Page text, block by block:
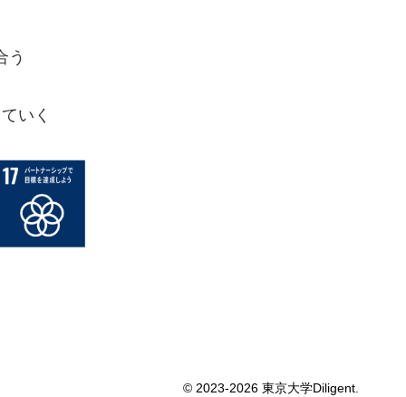
う
いく
© 2023-2026 東京大学Diligent.